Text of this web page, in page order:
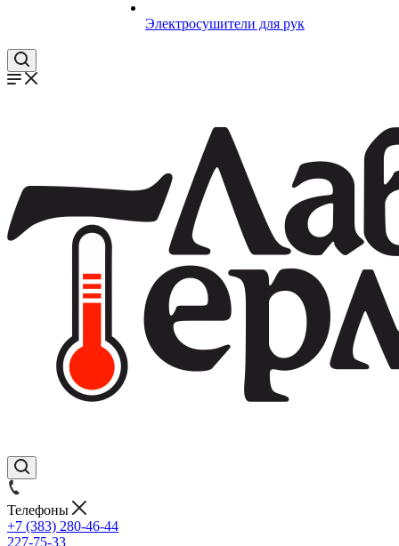
Электросушители для рук
Телефоны
+7 (383) 280-46-44
227-75-33